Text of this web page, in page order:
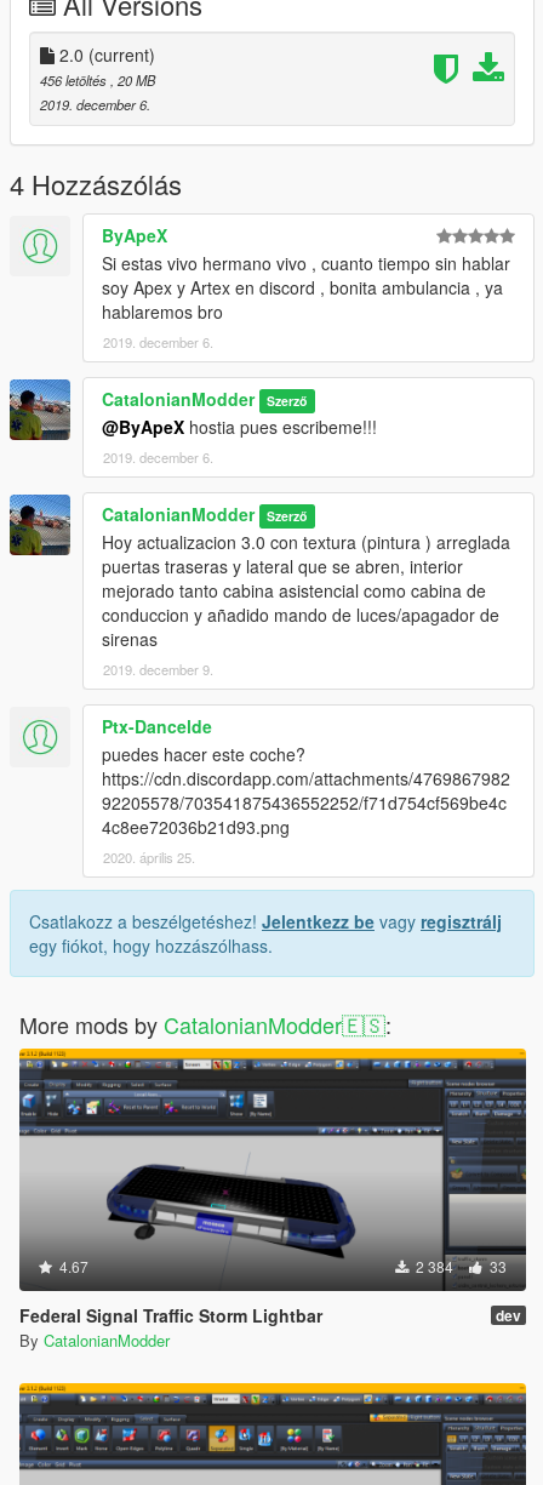
2.0 (current)
456 letöltés , 20 MB
2019. december 6.
4 Hozzászólás
ByApeX
Si estas vivo hermano vivo , cuanto tiempo sin hablar
soy Apex y Artex en discord , bonita ambulancia , ya
hablaremos bro
2019. december 6.
CatalonianModder Szerző
@ByApeX hostia pues escribeme!!!
2019. december 6.
CatalonianModder Szerző
Hoy actualizacion 3.0 con textura (pintura ) arreglada
puertas traseras y lateral que se abren, interior
mejorado tanto cabina asistencial como cabina de
conduccion y añadido mando de luces/apagador de
sirenas
2019. december 9.
Ptx-Dancelde
puedes hacer este coche?
https://cdn.discordapp.com/attachments/4769867982
92205578/703541875436552252/f71d754cf569be4c
4c8ee72036b21d93.png
2020. április 25.
Csatlakozz a beszélgetéshez! Jelentkezz be vagy regisztrálj
egy fiókot, hogy hozzászólhass.
More mods by CatalonianModder🇪🇸:
4.67 2 384 33
Federal Signal Traffic Storm Lightbar dev
By CatalonianModder